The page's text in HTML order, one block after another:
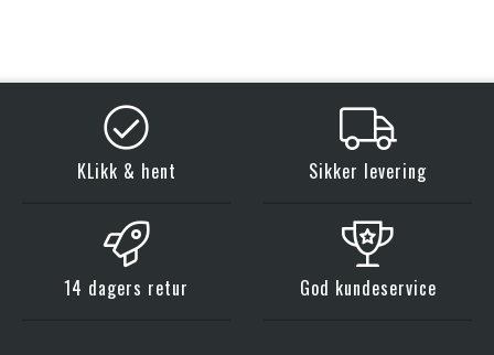
KLikk & hent Sikker levering
14 dagers retur God kundeservice